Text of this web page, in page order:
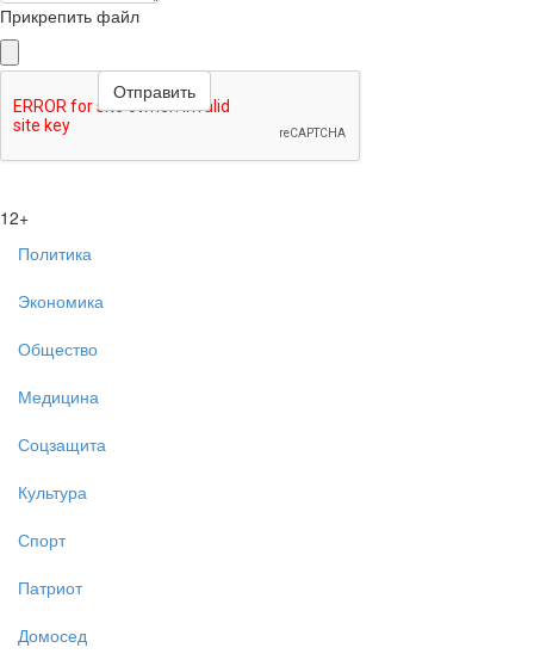
Прикрепить файл
12+
Политика
Экономика
Общество
Медицина
Соцзащита
Культура
Спорт
Патриот
Домосед